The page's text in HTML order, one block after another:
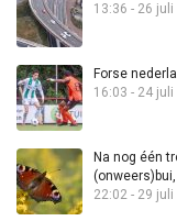
13:36 - 26 juli
Forse
16:03 - 24 juli
Na nog één
22:02 - 29 juli